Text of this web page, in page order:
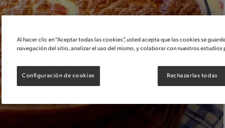
Al hacer clic en “Aceptar todas las cookies”, usted acepta que las cookies se
navegación del sitio, analizar el uso del mismo, y colaborar con nuestros estudios
Rechazarlas todas
Configuración de cookies